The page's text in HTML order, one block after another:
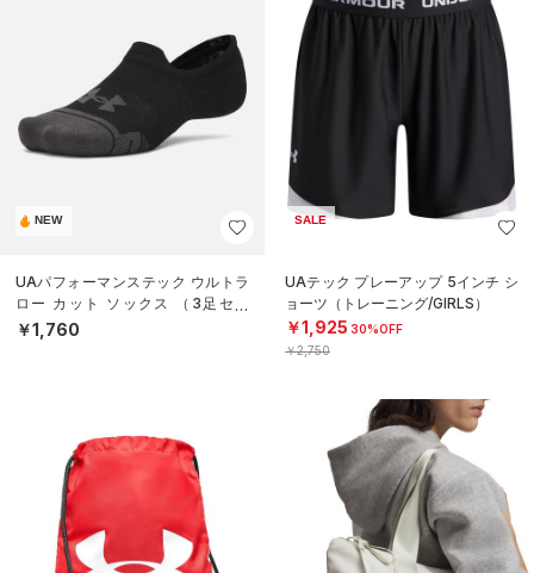
NEW
UAパフォーマンステック ウルトラ
ロー カット ソックス （3足セッ
ト）（トレーニング/UNISEX）
￥1,760
SALE
UAテック プレーアップ 5インチ シ
ョーツ（トレーニング/GIRLS）
￥1,925 30%OFF
￥2,750